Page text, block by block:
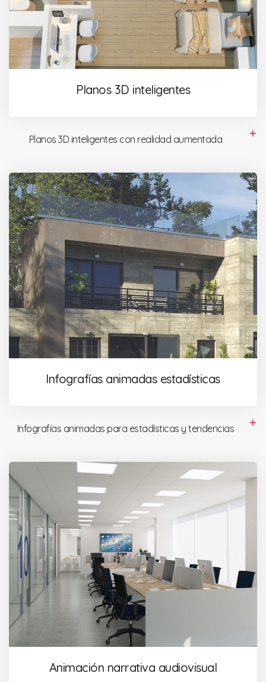
Planos 3D inteligentes
Planos 3D inteligentes con realidad aumentada
Infografías animadas estadísticas
Infografías animadas para estadísticas y tendencias
Animación narrativa audiovisual